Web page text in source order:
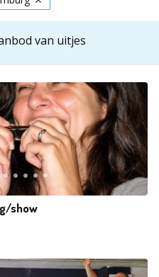
van uitjes
show